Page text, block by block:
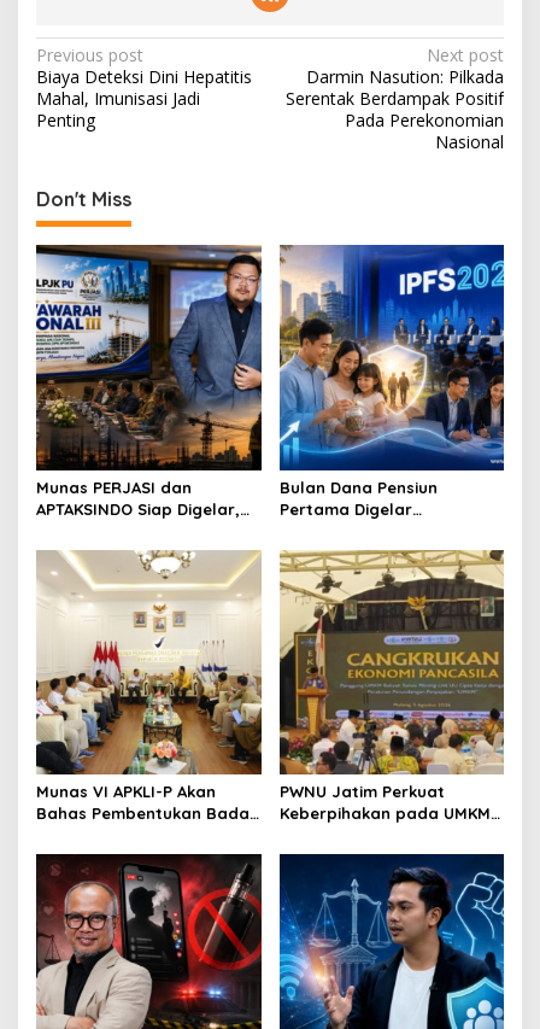
P
o
s
n
a
v
i
g
a
t
i
o
n
Previous post
Biaya Deteksi Dini Hepatitis
Mahal, Imunisasi Jadi
Penting
Next post
Darmin Nasution: Pilkada
Serentak Berdampak Positif
Pada Perekonomian
Nasional
Don't Miss
Munas PERJASI dan
APTAKSINDO Siap Digelar,
Revisi AD/ART
Bulan Dana Pensiun
Pertama Digelar
Perkuat Ekosistem Pensiun
Berkelanjutan
Munas VI APKLI-P Akan
Bahas Pembentukan Badan
Dinilai Penting Hadapi
Bonus Demografi
PWNU Jatim Perkuat
Keberpihakan pada UMKM